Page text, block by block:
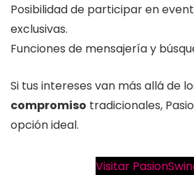
Posibilidad de participar en
exclusivas.
Funciones de mensajería y
Si tus intereses van más allá de
compromiso tradicionales,
opción ideal.
Visitar